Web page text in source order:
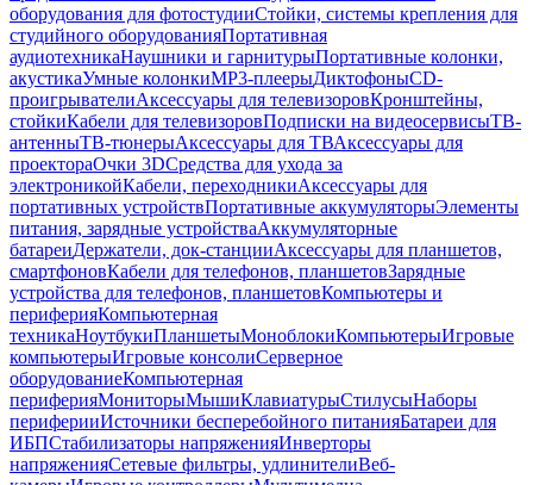
оборудования для фотостудииСтойки, системы крепления для
студийного оборудованияПортативная
аудиотехникаНаушники и гарнитурыПортативные колонки,
акустикаУмные колонкиMP3-плеерыДиктофоныCD-
проигрывателиАксессуары для телевизоровКронштейны,
стойкиКабели для телевизоровПодписки на видеосервисыТВ-
антенныТВ-тюнерыАксессуары для ТВАксессуары для
проектораОчки 3DСредства для ухода за
электроникойКабели, переходникиАксессуары для
портативных устройствПортативные аккумуляторыЭлементы
питания, зарядные устройстваАккумуляторные
батареиДержатели, док-станцииАксессуары для планшетов,
смартфоновКабели для телефонов, планшетовЗарядные
устройства для телефонов, планшетовКомпьютеры и
периферияКомпьютерная
техникаНоутбукиПланшетыМоноблокиКомпьютерыИгровые
компьютерыИгровые консолиСерверное
оборудованиеКомпьютерная
периферияМониторыМышиКлавиатурыСтилусыНаборы
периферииИсточники бесперебойного питанияБатареи для
ИБПСтабилизаторы напряженияИнверторы
напряженияСетевые фильтры, удлинителиВеб-